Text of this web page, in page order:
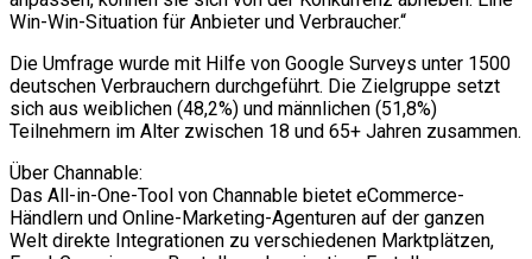
Win-Win-Situation für Anbieter und Verbraucher.“
Die Umfrage wurde mit Hilfe von Google Surveys unter 1500
deutschen Verbrauchern durchgeführt. Die Zielgruppe setzt
sich aus weiblichen (48,2%) und männlichen (51,8%)
Teilnehmern im Alter zwischen 18 und 65+ Jahren zusammen.
Über Channable:
Das All-in-One-Tool von Channable bietet eCommerce-
Händlern und Online-Marketing-Agenturen auf der ganzen
Welt direkte Integrationen zu verschiedenen Marktplätzen,